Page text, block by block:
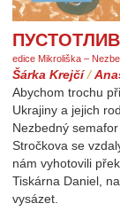
edice Mikroliška –
Šárka Krejčí/
Abychom trochu
Ukrajiny a jejich
Nezbedný
Stročkova se
nám vyhotovili
Tiskárna Daniel,
vysázet.